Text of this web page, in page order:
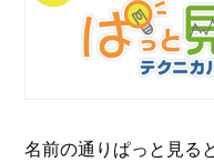
名前の通りぱっと見る